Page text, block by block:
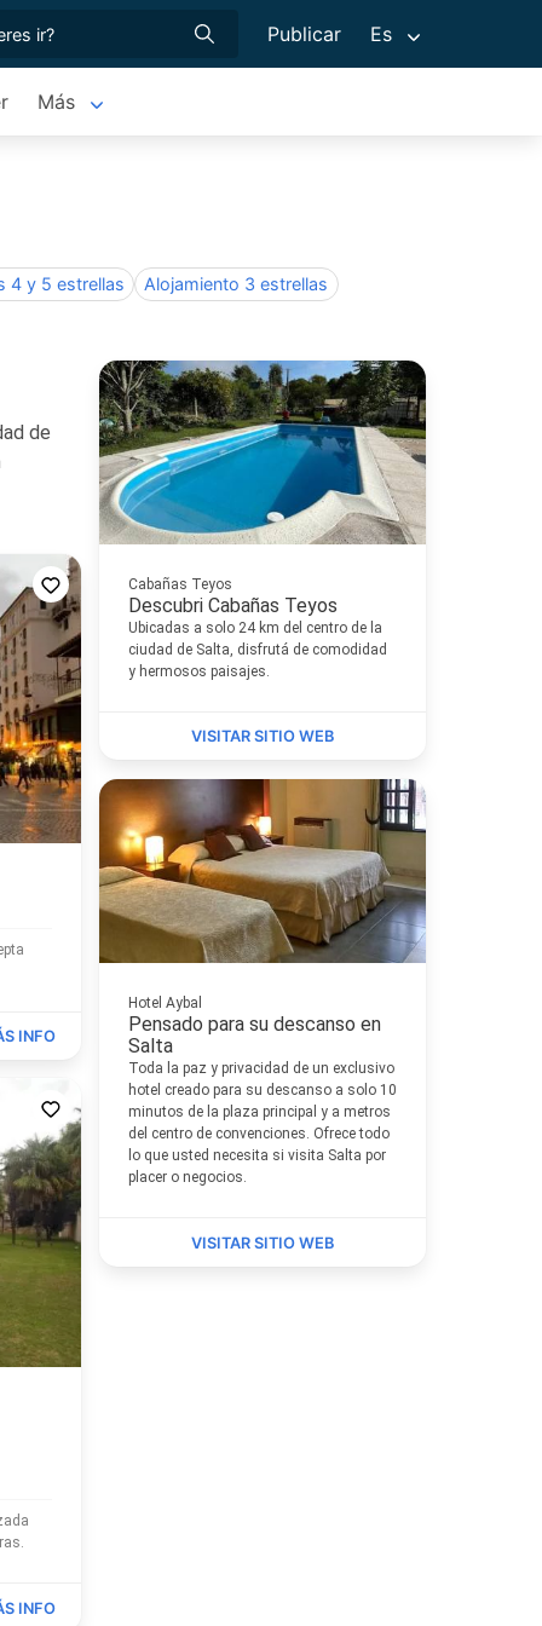
Publicar Es
Más
4 y 5 estrellas Alojamiento 3 estrellas
de
Cabañas Teyos
Descubri Cabañas Teyos
Ubicadas a solo 24 km del centro de la
ciudad de Salta, disfrutá de comodidad
y hermosos paisajes.
VISITAR SITIO WEB
Hotel Aybal
Pensado para su descanso en
Salta
Toda la paz y privacidad de un exclusivo
hotel creado para su descanso a solo 10
minutos de la plaza principal y a metros
del centro de convenciones. Ofrece todo
lo que usted necesita si visita Salta por
placer o negocios.
VISITAR SITIO WEB